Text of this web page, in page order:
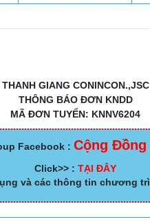
THANH GIANG CONINCON.,JSC
THÔNG BÁO ĐƠN KNDD
MÃ ĐƠN TUYỂN: KNNV6204
Facebook : Cộng
Click>> : TẠI ĐÂY
và các thông tin chương